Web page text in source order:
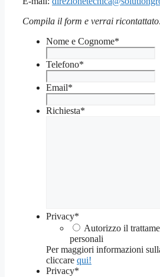
Compila il form e verrai
Nome e Cognome*
Telefono*
Email*
Richiesta*
Privacy*
Autorizzo il
personali
Per maggiori informazioni
cliccare qui!
Privacy*